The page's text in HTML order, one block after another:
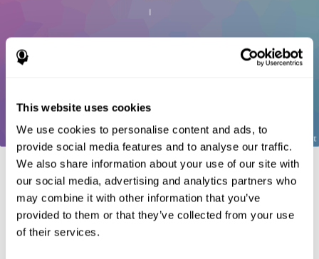
This website uses cookies
We use cookies to personalise content and ads, to
provide social media features and to analyse our traffic.
We also share information about your use of our site with
our social media, advertising and analytics partners who
may combine it with other information that you’ve
provided to them or that they’ve collected from your use
of their services.
リファレンス
Greenberg, L. M., Kindschi, C. L., & Corman, C. L. (1996). TOVA
test of variables of attention: clinical guide. St. Paul, MN: TOVA
Research Foundation.
Stroop, J. R (1935). Studies of interference in serial verbal